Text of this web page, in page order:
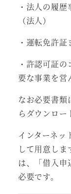
・法人の履
（法人）
・運転免許
・許認可証
要な事業を営
なお必要書類
らダウンロー
インターネッ
して用意し
は、「借入申
必要です。